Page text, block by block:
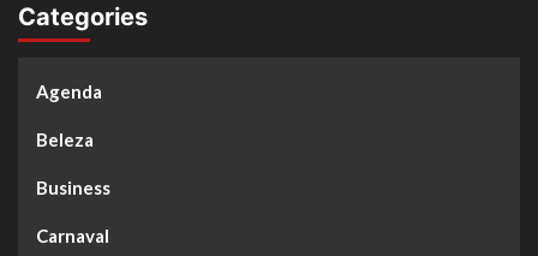
Categories
Agenda
Beleza
Business
Carnaval